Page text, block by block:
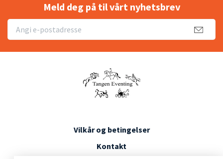
Meld deg på til vårt nyhetsbrev
Vilkår og betingelser
Kontakt